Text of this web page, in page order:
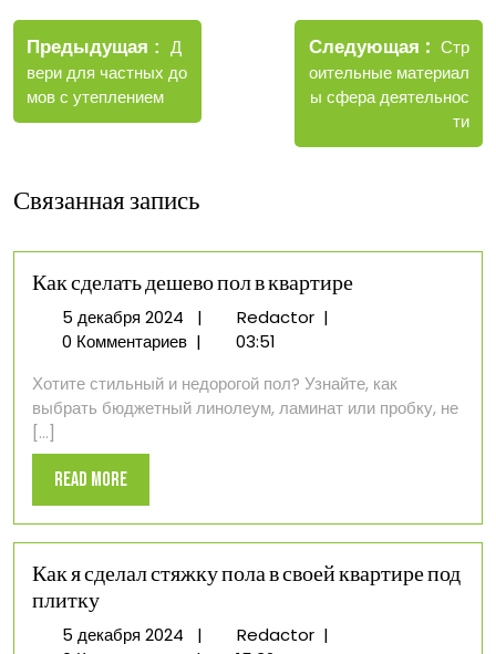
Навигация
по
записям
Предыдущая
Старые
записи
Д
вери для частных до
мов с утеплением
Следующая
Новые
записи
Стр
оительные материал
ы сфера деятельнос
ти
Связанная запись
Как сделать дешево пол в квартире
5 декабря 20245
декабря
| RedactorКак
пол
в
|
0 Комментариев |
03:51
Хотите стильный и недорогой пол? Узнайте, как
выбрать бюджетный линолеум, ламинат или пробку, не
[...]
Read MoreRead
More
Как я сделал стяжку пола в своей квартире под
плитку
5 декабря 20245
| RedactorКак|